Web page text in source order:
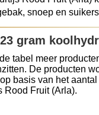
snoep en
gram
tabel meer
De producten
basis van het
Rood Fruit (Arla).